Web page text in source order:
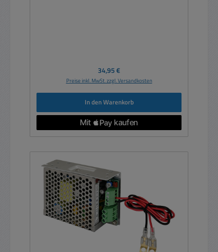
Regulärer Preis:
34,95 €
Preise inkl. MwSt. zzgl. Versandkosten
In den Warenkorb